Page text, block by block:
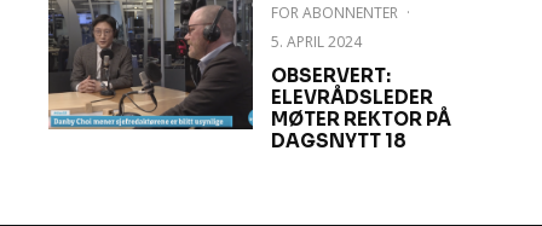
FOR ABONNENTER ·
5. APRIL 2024
OBSERVERT:
ELEVRÅDSLEDER
MØTER REKTOR PÅ
DAGSNYTT 18